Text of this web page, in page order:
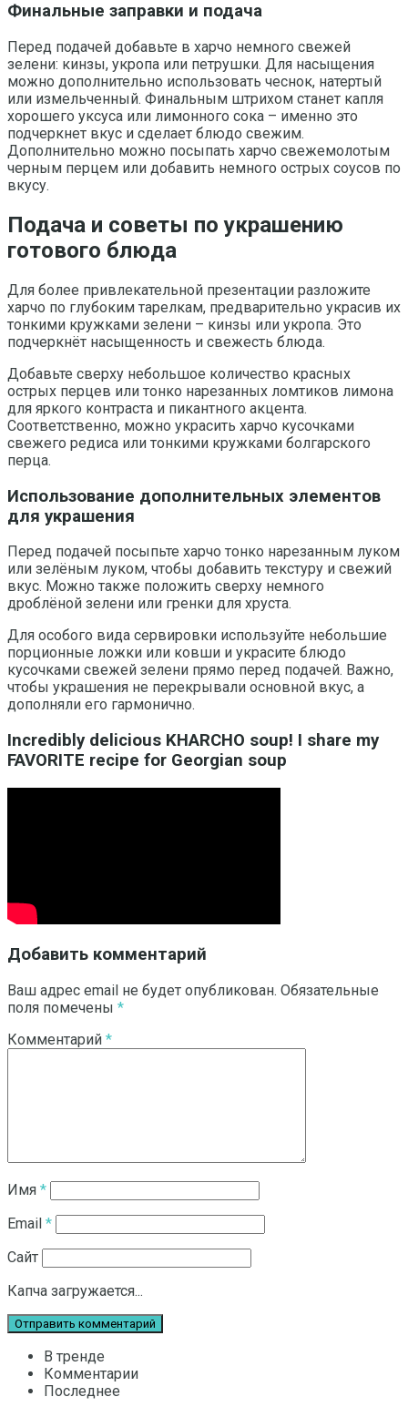
Финальные заправки и подача
Перед подачей добавьте в харчо немного свежей
зелени: кинзы, укропа или петрушки. Для насыщения
можно дополнительно использовать чеснок, натертый
или измельченный. Финальным штрихом станет капля
хорошего уксуса или лимонного сока – именно это
подчеркнет вкус и сделает блюдо свежим.
Дополнительно можно посыпать харчо свежемолотым
черным перцем или добавить немного острых соусов по
вкусу.
Подача и советы по украшению
готового блюда
Для более привлекательной презентации разложите
харчо по глубоким тарелкам, предварительно украсив их
тонкими кружками зелени – кинзы или укропа. Это
подчеркнёт насыщенность и свежесть блюда.
Добавьте сверху небольшое количество красных
острых перцев или тонко нарезанных ломтиков лимона
для яркого контраста и пикантного акцента.
Соответственно, можно украсить харчо кусочками
свежего редиса или тонкими кружками болгарского
перца.
Использование дополнительных элементов
для украшения
Перед подачей посыпьте харчо тонко нарезанным луком
или зелёным луком, чтобы добавить текстуру и свежий
вкус. Можно также положить сверху немного
дроблёной зелени или гренки для хруста.
Для особого вида сервировки используйте небольшие
порционные ложки или ковши и украсите блюдо
кусочками свежей зелени прямо перед подачей. Важно,
чтобы украшения не перекрывали основной вкус, а
дополняли его гармонично.
Incredibly delicious KHARCHO soup! I share my
FAVORITE recipe for Georgian soup
Добавить комментарий
Ваш адрес email не будет опубликован. Обязательные
поля помечены *
Комментарий *
Имя *
Email *
Сайт
Капча загружается...
В тренде
Комментарии
Последнее